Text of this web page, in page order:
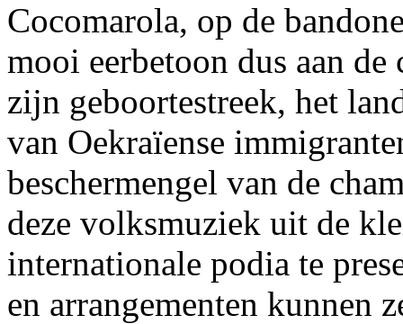
Cocomarola, op de
mooi eerbetoon dus aan
zijn geboortestreek, het
van Oekraïense
beschermengel van de
deze volksmuziek uit de
internationale podia te
en arrangementen kunnen